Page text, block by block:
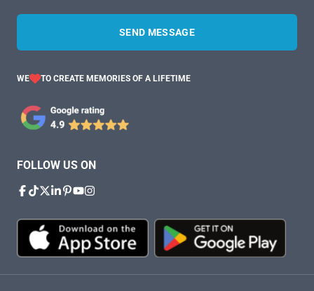
SEND MESSAGE
WE TO CREATE MEMORIES OF A LIFETIME
FOLLOW US ON